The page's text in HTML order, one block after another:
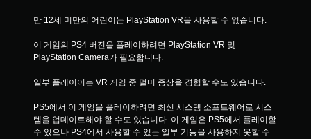
만 12세 미만의 어린이는 PlayStation VR을 사용할 수 없습니다.
이 게임의 PS4 버전을 플레이하려면 PlayStation VR 및
PlayStation Camera가 필요합니다.
일부 플레이어는 VR 게임 중 멀미 증상을 경험할 수도 있습니다.
PS5에서 이 게임을 플레이하려면 최신 시스템 소프트웨어로 시스
템을 업데이트해야 할 수도 있습니다. 이 게임은 PS5에서 플레이할
수 있으나 PS4에서 사용할 수 있는 일부 기능을 사용하지 못할 수